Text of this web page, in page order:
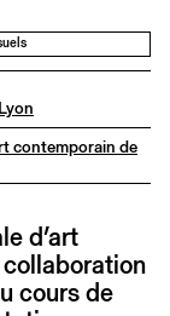
contemporain de
d’art
cours de